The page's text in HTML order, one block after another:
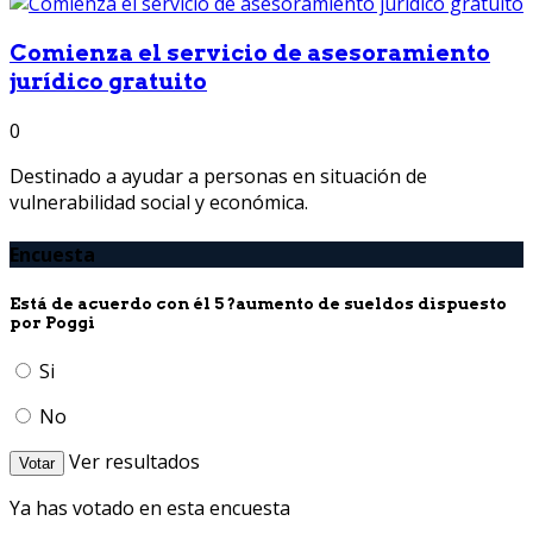
Comienza el servicio de asesoramiento
jurídico gratuito
0
Destinado a ayudar a personas en situación de
vulnerabilidad social y económica.
Encuesta
Está de acuerdo con él 5 ?aumento de sueldos dispuesto
por Poggi
Si
No
Votar
Ver resultados
Ya has votado en esta encuesta